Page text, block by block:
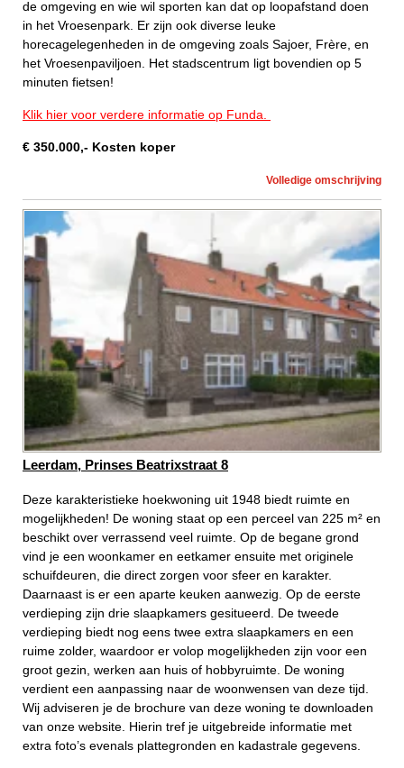
de omgeving en wie wil sporten kan dat op loopafstand doen
in het Vroesenpark. Er zijn ook diverse leuke
horecagelegenheden in de omgeving zoals Sajoer, Frère, en
het Vroesenpaviljoen. Het stadscentrum ligt bovendien op 5
minuten fietsen!
Klik hier voor verdere informatie op Funda.
€ 350.000,- Kosten koper
Volledige omschrijving
Leerdam, Prinses Beatrixstraat 8
Deze karakteristieke hoekwoning uit 1948 biedt ruimte en
mogelijkheden! De woning staat op een perceel van 225 m² en
beschikt over verrassend veel ruimte. Op de begane grond
vind je een woonkamer en eetkamer ensuite met originele
schuifdeuren, die direct zorgen voor sfeer en karakter.
Daarnaast is er een aparte keuken aanwezig. Op de eerste
verdieping zijn drie slaapkamers gesitueerd. De tweede
verdieping biedt nog eens twee extra slaapkamers en een
ruime zolder, waardoor er volop mogelijkheden zijn voor een
groot gezin, werken aan huis of hobbyruimte. De woning
verdient een aanpassing naar de woonwensen van deze tijd.
Wij adviseren je de brochure van deze woning te downloaden
van onze website. Hierin tref je uitgebreide informatie met
extra foto’s evenals plattegronden en kadastrale gegevens.